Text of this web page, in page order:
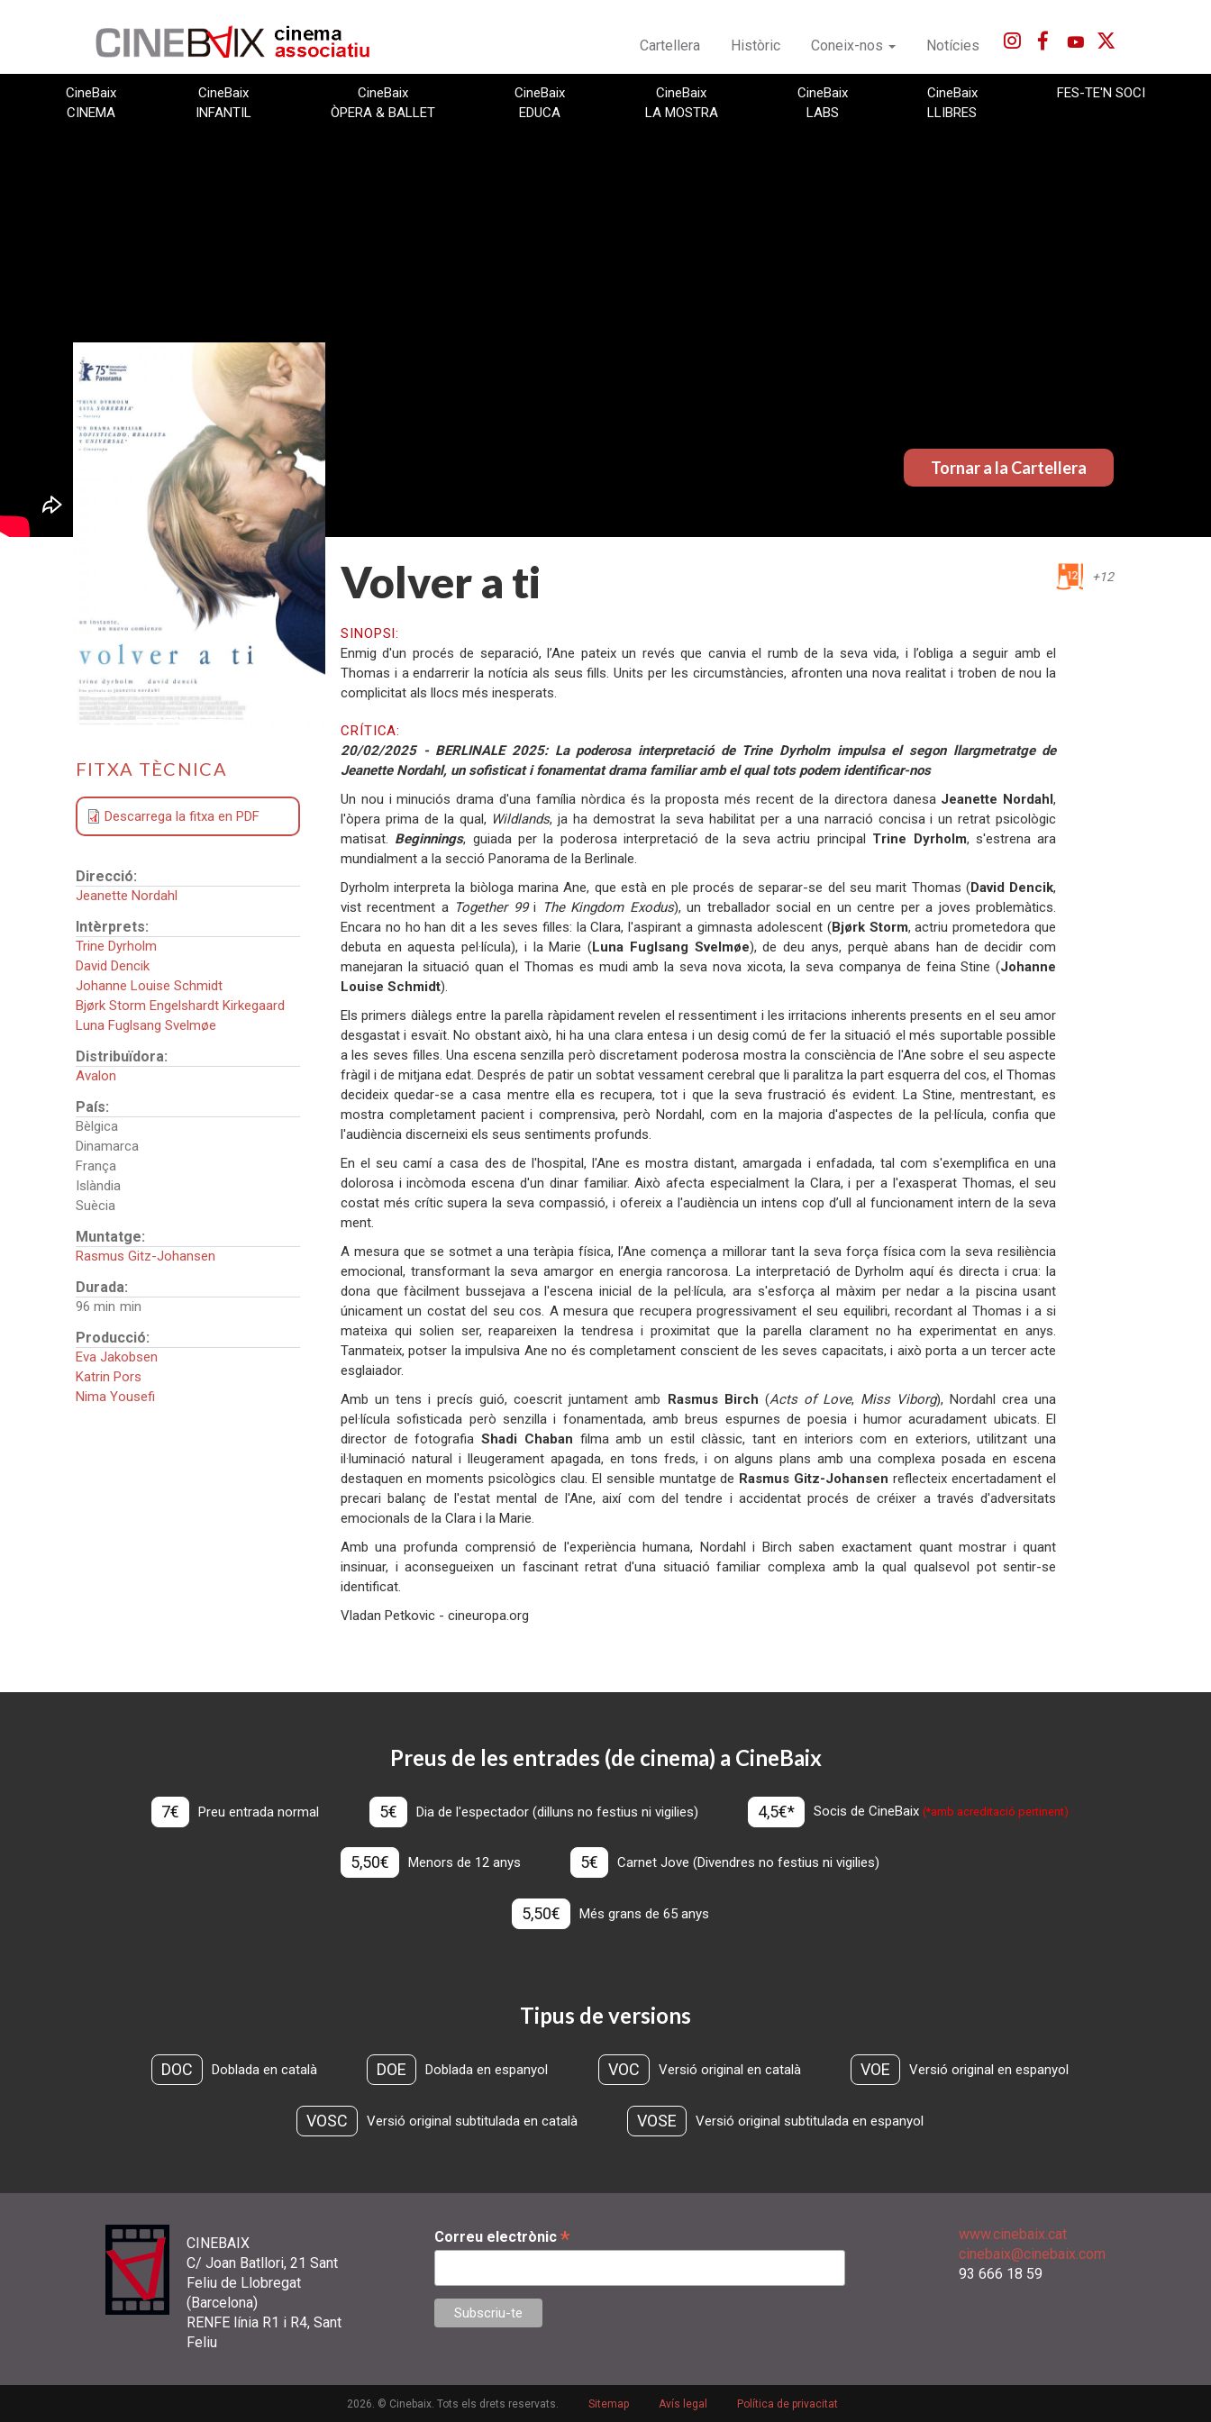
Cartellera Històric Coneix-nos Notícies
CineBaix
CINEMA
CineBaix
INFANTIL
CineBaix
ÒPERA & BALLET
CineBaix
EDUCA
CineBaix
LA MOSTRA
CineBaix
LABS
CineBaix
LLIBRES
FES-TE'N SOCI
Volver a ti
Tornar a la Cartellera
+12
FITXA TÈCNICA
Descarrega la fitxa en PDF
Direcció:
Jeanette Nordahl
Intèrprets:
Trine Dyrholm
David Dencik
Johanne Louise Schmidt
Bjørk Storm Engelshardt Kirkegaard
Luna Fuglsang Svelmøe
Distribuïdora:
Avalon
País:
Bèlgica
Dinamarca
França
Islàndia
Suècia
Muntatge:
Rasmus Gitz-Johansen
Durada:
96 min
Producció:
Eva Jakobsen
Katrin Pors
Nima Yousefi
SINOPSI:
Enmig d'un procés de separació, l’Ane pateix un revés que canvia el rumb de la seva vida, i l’obliga a seguir amb el
Thomas i a endarrerir la notícia als seus fills. Units per les circumstàncies, afronten una nova realitat i troben de nou la
complicitat als llocs més inesperats.
CRÍTICA:
20/02/2025 - BERLINALE 2025: La poderosa interpretació de Trine Dyrholm impulsa el segon llargmetratge de
Jeanette Nordahl, un sofisticat i fonamentat drama familiar amb el qual tots podem identificar-nos
Un nou i minuciós drama d'una família nòrdica és la proposta més recent de la directora danesa Jeanette Nordahl,
l'òpera prima de la qual, Wildlands, ja ha demostrat la seva habilitat per a una narració concisa i un retrat psicològic
matisat. Beginnings, guiada per la poderosa interpretació de la seva actriu principal Trine Dyrholm, s'estrena ara
mundialment a la secció Panorama de la Berlinale.
Dyrholm interpreta la biòloga marina Ane, que està en ple procés de separar-se del seu marit Thomas (David Dencik,
vist recentment a Together 99i The Kingdom Exodus), un treballador social en un centre per a joves problemàtics.
Encara no ho han dit a les seves filles: la Clara, l'aspirant a gimnasta adolescent (Bjørk Storm, actriu prometedora que
debuta en aquesta pel·lícula), i la Marie (Luna Fuglsang Svelmøe), de deu anys, perquè abans han de decidir com
manejaran la situació quan el Thomas es mudi amb la seva nova xicota, la seva companya de feina Stine (Johanne
Louise Schmidt).
Els primers diàlegs entre la parella ràpidament revelen el ressentiment i les irritacions inherents presents en el seu amor
desgastat i esvaït. No obstant això, hi ha una clara entesa i un desig comú de fer la situació el més suportable possible
a les seves filles. Una escena senzilla però discretament poderosa mostra la consciència de l'Ane sobre el seu aspecte
fràgil i de mitjana edat. Després de patir un sobtat vessament cerebral que li paralitza la part esquerra del cos, el Thomas
decideix quedar-se a casa mentre ella es recupera, tot i que la seva frustració és evident. La Stine, mentrestant, es
mostra completament pacient i comprensiva, però Nordahl, com en la majoria d'aspectes de la pel·lícula, confia que
l'audiència discerneixi els seus sentiments profunds.
En el seu camí a casa des de l'hospital, l'Ane es mostra distant, amargada i enfadada, tal com s'exemplifica en una
dolorosa i incòmoda escena d'un dinar familiar. Això afecta especialment la Clara, i per a l'exasperat Thomas, el seu
costat més crític supera la seva compassió, i ofereix a l'audiència un intens cop d’ull al funcionament intern de la seva
ment.
A mesura que se sotmet a una teràpia física, l’Ane comença a millorar tant la seva força física com la seva resiliència
emocional, transformant la seva amargor en energia rancorosa. La interpretació de Dyrholm aquí és directa i crua: la
dona que fàcilment bussejava a l'escena inicial de la pel·lícula, ara s'esforça al màxim per nedar a la piscina usant
únicament un costat del seu cos. A mesura que recupera progressivament el seu equilibri, recordant al Thomas i a si
mateixa qui solien ser, reapareixen la tendresa i proximitat que la parella clarament no ha experimentat en anys.
Tanmateix, potser la impulsiva Ane no és completament conscient de les seves capacitats, i això porta a un tercer acte
esglaiador.
Amb un tens i precís guió, coescrit juntament amb Rasmus Birch (Acts of Love, Miss Viborg), Nordahl crea una
pel·lícula sofisticada però senzilla i fonamentada, amb breus espurnes de poesia i humor acuradament ubicats. El
director de fotografiaShadi Chaban filma amb un estil clàssic, tant en interiors com en exteriors, utilitzant una
il·luminació natural i lleugerament apagada, en tons freds, i on alguns plans amb una complexa posada en escena
destaquen en moments psicològics clau. El sensible muntatge de Rasmus Gitz-Johansen reflecteix encertadament el
precari balanç de l'estat mental de l'Ane, així com del tendre i accidentat procés de créixer a través d'adversitats
emocionals de la Clara i la Marie.
Amb una profunda comprensió de l'experiència humana, Nordahl i Birch saben exactament quant mostrar i quant
insinuar, i aconsegueixen un fascinant retrat d'una situació familiar complexa amb la qual qualsevol pot sentir-se
identificat.
Vladan Petkovic - cineuropa.org
Preus de les entrades (de cinema) a CineBaix
7€ Preu entrada normal 5€ Dia de l'espectador (dilluns no festius ni vigilies) 4,5€* Socis de CineBaix(*amb acreditació pertinent)
5,50€ Menors de 12 anys 5€ Carnet Jove (Divendres no festius ni vigilies)
5,50€ Més grans de 65 anys
Tipus de versions
DOC Doblada en català DOE Doblada en espanyol VOC Versió original en català VOE Versió original en espanyol
VOSC Versió original subtitulada en català VOSE Versió original subtitulada en espanyol
CINEBAIX
C/ Joan Batllori, 21 Sant
Feliu de Llobregat
(Barcelona)
RENFE línia R1 i R4, Sant
Feliu
Correu electrònic *
www.cinebaix.cat
cinebaix@cinebaix.com
93 666 18 59
2026. © Cinebaix. Tots els drets reservats. Sitemap Avís legal Política de privacitat